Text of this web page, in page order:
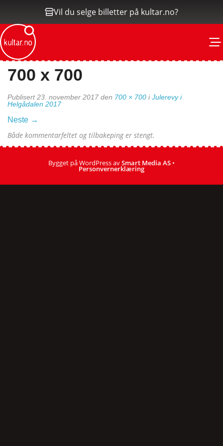
Vil du selge billetter på kultar.no?
700 x 700
Publisert23. november 2017 den 700 × 700 iJulerevy i
Helgådalen 2017
Neste →
Både kommentarfeltet og tilbakeping er stengt.
Bygget på WordPress avSmart Media AS •
Personvernerklæring